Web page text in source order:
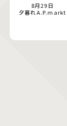
8月29日
夕暮れA.P.markt